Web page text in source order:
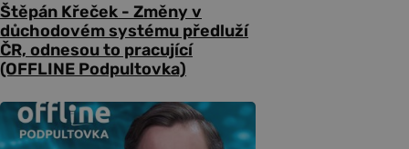
Štěpán Křeček - Změny v
důchodovém systému předluží
ČR, odnesou to pracující
(OFFLINE Podpultovka)